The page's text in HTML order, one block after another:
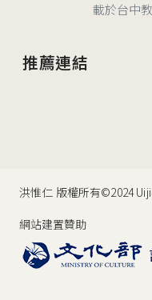
載於台中
推薦連結
洪惟仁 版權所有©2024
網站建置贊助